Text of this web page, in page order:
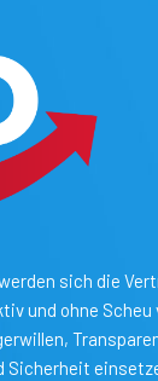
sich die
und ohne Scheu